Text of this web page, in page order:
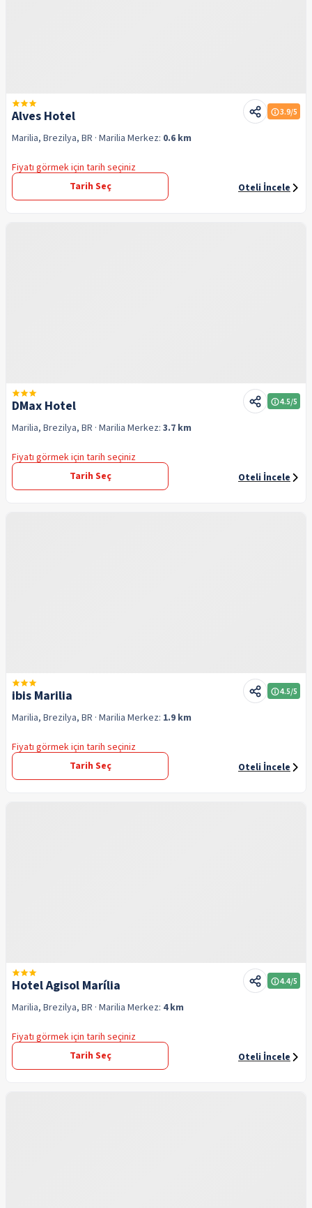
Alves Hotel 3.9/5
Marilia, Brezilya, BR · Marilia Merkez: 0.6 km
Fiyatı görmek için tarih seçiniz
Tarih Seç
Oteli İncele
DMax Hotel 4.5/5
Marilia, Brezilya, BR · Marilia Merkez: 3.7 km
Fiyatı görmek için tarih seçiniz
Tarih Seç
Oteli İncele
ibis Marilia 4.5/5
Marilia, Brezilya, BR · Marilia Merkez: 1.9 km
Fiyatı görmek için tarih seçiniz
Tarih Seç
Oteli İncele
Hotel Agisol Marília 4.4/5
Marilia, Brezilya, BR · Marilia Merkez: 4 km
Fiyatı görmek için tarih seçiniz
Tarih Seç
Oteli İncele